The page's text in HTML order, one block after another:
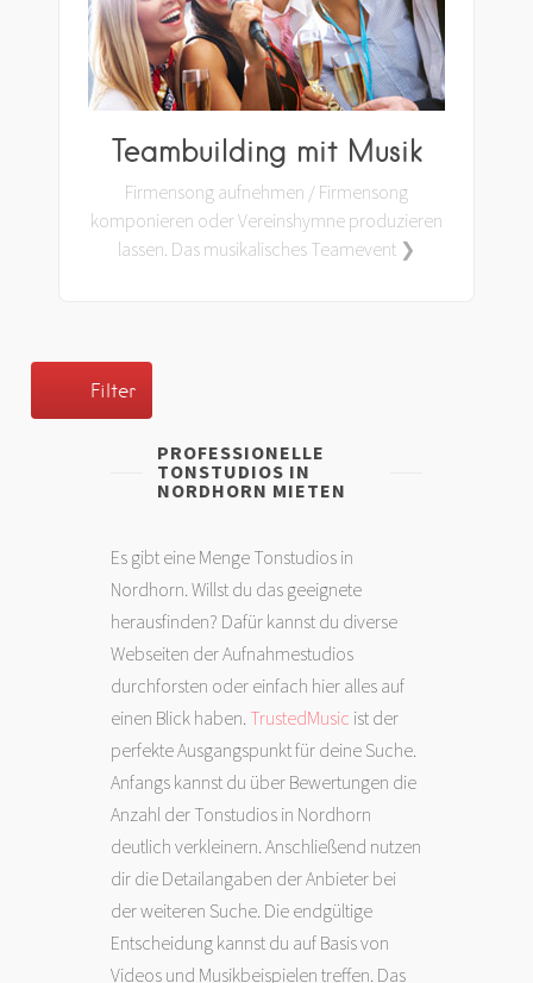
Teambuilding mit Musik
Firmensong aufnehmen / Firmensong
komponieren oder Vereinshymne produzieren
lassen. Das musikalisches Teamevent ❯
Filter
PROFESSIONELLE
TONSTUDIOS IN
NORDHORN MIETEN
Es gibt eine Menge Tonstudios in
Nordhorn. Willst du das geeignete
herausfinden? Dafür kannst du diverse
Webseiten der Aufnahmestudios
durchforsten oder einfach hier alles auf
einen Blick haben. TrustedMusic ist der
perfekte Ausgangspunkt für deine Suche.
Anfangs kannst du über Bewertungen die
Anzahl der Tonstudios in Nordhorn
deutlich verkleinern. Anschließend nutzen
dir die Detailangaben der Anbieter bei
der weiteren Suche. Die endgültige
Entscheidung kannst du auf Basis von
Videos und Musikbeispielen treffen. Das